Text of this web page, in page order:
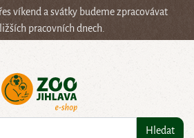
víkend a svátky budeme zpracovávat
pracovních dnech.
Hledat